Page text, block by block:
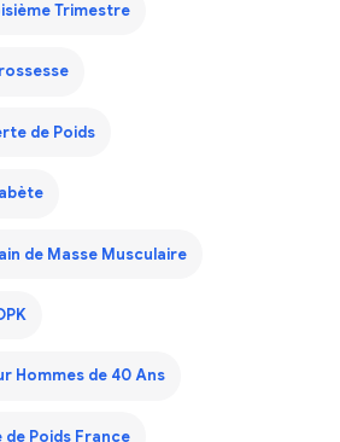
Trimestre
de Poids
de Masse Musculaire
Hommes de 40 Ans
de Poids France